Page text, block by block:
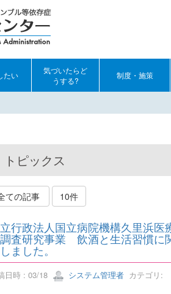
たい
気づいたらど
うする?
制度・施策
トピックス
ての記事 10件
行政法人国立病院機構久里浜
査研究事業 飲酒と生活習慣に
ました。
日時 : 03/18 システム管理者カテゴリ: